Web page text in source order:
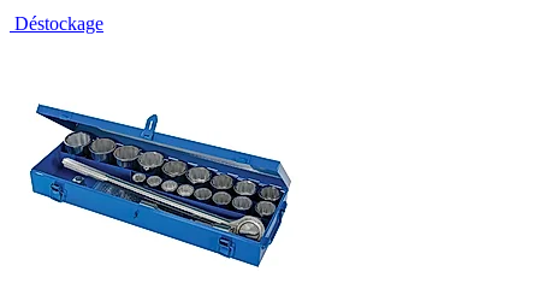
Déstockage